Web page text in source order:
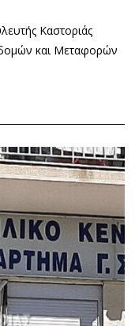
Καστοριάς
και Μεταφορών